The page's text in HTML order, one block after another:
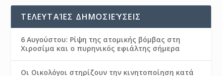
ΤΕΛΕΥΤΑΊΕΣ ΔΗΜΟΣΙΕΎΣΕΙΣ
6 Αυγούστου: Ρίψη της ατομικής βόμβας στη
Χιροσίμα και ο πυρηνικός εφιάλτης σήμερα
Οι Οικολόγοι στηρίζουν την κινητοποίηση κατά